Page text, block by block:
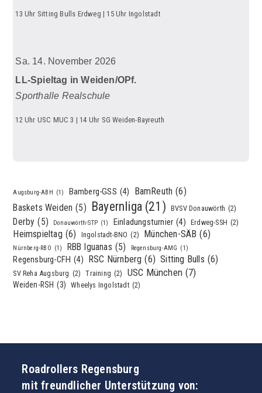
13 Uhr Sitting Bulls Erdweg | 15 Uhr Ingolstadt
Sa. 14. November 2026
LL-Spieltag in Weiden/OPf.
Sporthalle Realschule
12 Uhr USC MUC 3 | 14 Uhr SG Weiden-Bayreuth
Augsburg-ABH (1) Bamberg-GSS (4) BamReuth (6)
Baskets Weiden (5) Bayernliga (21) BVSV Donauwörth (2)
Derby (5) Donauwörth-STP (1) Einladungsturnier (4) Erdweg-SSH (2)
Heimspieltag (6) Ingolstadt-BNO (2) München-SÄB (6)
Nürnberg-RBO (1) RBB Iguanas (5) Regensburg-AMG (1)
Regensburg-CFH (4) RSC Nürnberg (6) Sitting Bulls (6)
SV Reha Augsburg (2) Training (2) USC München (7)
Weiden-RSH (3) Wheelys Ingolstadt (2)
Roadrollers Regensburg
mit freundlicher Unterstützung von: